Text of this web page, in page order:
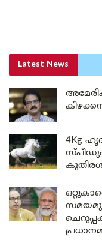
Latest News
4Kg